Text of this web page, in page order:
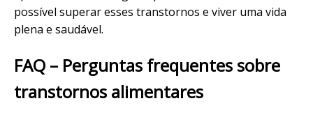
possível superar esses transtornos e viver uma vida
plena e saudável.
FAQ – Perguntas frequentes sobre
transtornos alimentares